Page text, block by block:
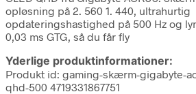
opløsning på 2. 560 1. 440, ultrahurtig
opdateringshastighed på 500 Hz og
0,03 ms GTG, så du får fly
Yderlige produktinformationer:
Produkt id: gaming-skærm-gigabyte-
qhd-500 4719331867751